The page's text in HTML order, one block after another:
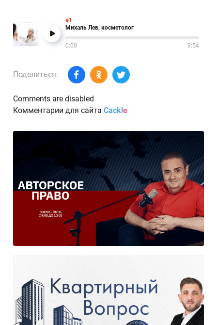
#1
Михаль Лев, косметолог
0:00 9:54
Поделиться:
Comments are disabled
Комментарии для сайта Cackl e